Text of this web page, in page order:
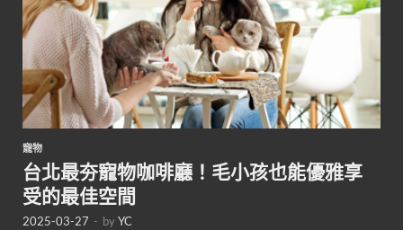
寵物
台北最夯寵物咖啡廳！毛小孩也能優雅享
受的最佳空間
2025-03-27 - byYC